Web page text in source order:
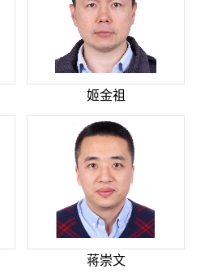
姬金祖
蒋崇文